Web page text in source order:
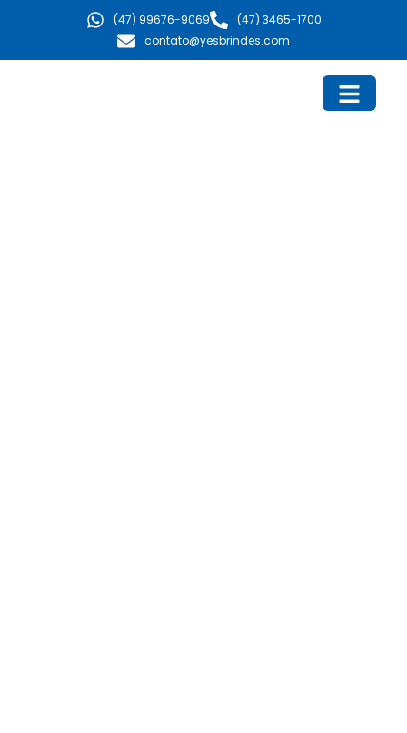
(47) 99676-9069
(47) 3465-1700
contato@yesbrindes.com